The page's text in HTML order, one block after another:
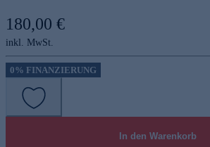
180,00 €
inkl. MwSt.
0% FINANZIERUNG
In den Warenkorb